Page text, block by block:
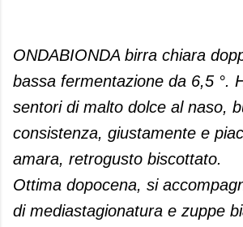
ONDABIONDA birra chiara
bassa fermentazione da 6,5 °.
sentori di malto dolce al naso,
consistenza, giustamente e
amara, retrogusto biscottato.
Ottima dopocena, si
di mediastagionatura e zuppe